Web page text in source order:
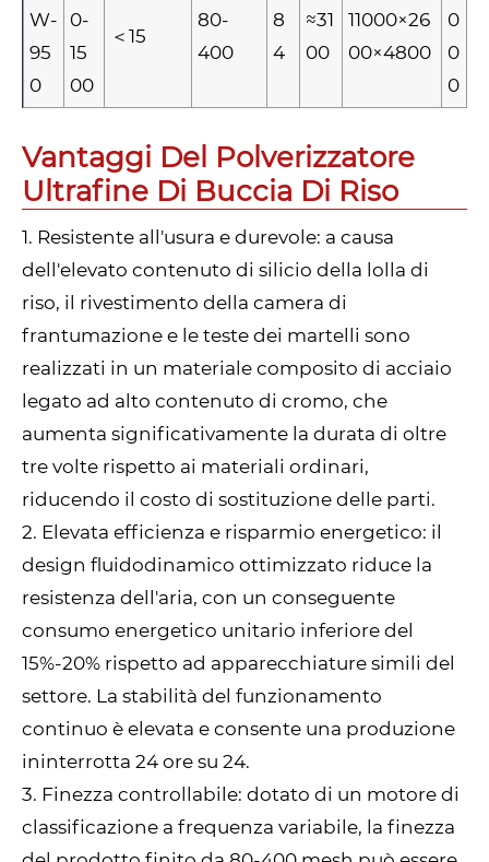
W-
95
0
0-
15
00
＜15
80-
400
8
4
≈31
00
11000×26
00×4800
0
0
0
Vantaggi Del Polverizzatore
Ultrafine Di Buccia Di Riso
1. Resistente all'usura e durevole: a causa
dell'elevato contenuto di silicio della lolla di
riso, il rivestimento della camera di
frantumazione e le teste dei martelli sono
realizzati in un materiale composito di acciaio
legato ad alto contenuto di cromo, che
aumenta significativamente la durata di oltre
tre volte rispetto ai materiali ordinari,
riducendo il costo di sostituzione delle parti.
2. Elevata efficienza e risparmio energetico: il
design fluidodinamico ottimizzato riduce la
resistenza dell'aria, con un conseguente
consumo energetico unitario inferiore del
15%-20% rispetto ad apparecchiature simili del
settore. La stabilità del funzionamento
continuo è elevata e consente una produzione
ininterrotta 24 ore su 24.
3. Finezza controllabile: dotato di un motore di
classificazione a frequenza variabile, la finezza